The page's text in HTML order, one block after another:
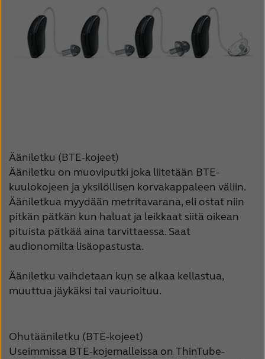
Ääniletku (BTE-kojeet)
Ääniletku on muoviputki joka liitetään BTE-
kuulokojeen ja yksilöllisen korvakappaleen väliin.
Ääniletkua myydään metritavarana, eli ostat niin
pitkän pätkän kun haluat ja leikkaat siitä oikean
pituista pätkää aina tarvittaessa. Saat
audionomilta lisäopastusta.
Ääniletku vaihdetaan kun se alkaa kellastua,
muuttua jäykäksi tai vaurioituu.
Ohutääniletku (BTE-kojeet)
Useimmissa BTE-kojemalleissa on ThinTube-